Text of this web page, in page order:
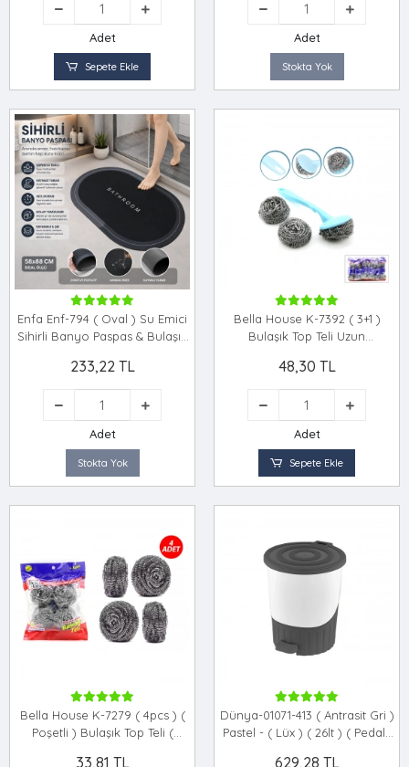
Adet
Sepete Ekle
Adet
Stokta Yok
Enfa Enf-794 ( Oval ) Su Emici
Sihirli Banyo Paspas & Bulaşık
233,22 TL
Adet
Stokta Yok
Bella House K-7392 ( 3+1 )
Bulaşık Top Teli Uzun
48,30 TL
Adet
Sepete Ekle
Bella House K-7279 ( 4pcs ) (
Poşetli ) Bulaşık Top Teli (
33,81 TL
Dünya-01071-413 ( Antrasit Gri )
Pastel - ( Lüx ) ( 26lt ) ( Pedallı
629,28 TL